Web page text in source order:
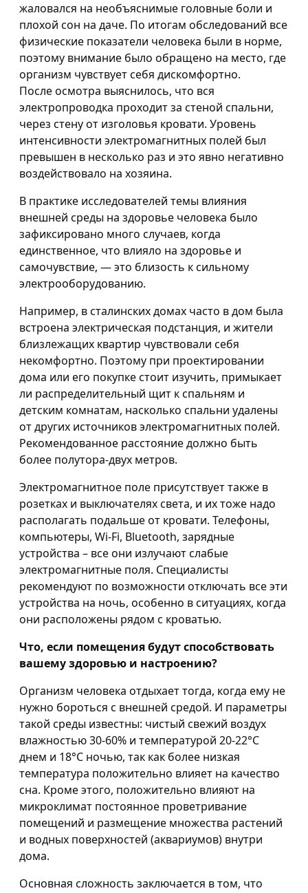
жаловался на необъяснимые головные боли и
плохой сон на даче. По итогам обследований все
физические показатели человека были в норме,
поэтому внимание было обращено на место, где
организм чувствует себя дискомфортно.
После осмотра выяснилось, что вся
электропроводка проходит за стеной спальни,
через стену от изголовья кровати. Уровень
интенсивности электромагнитных полей был
превышен в несколько раз и это явно негативно
воздействовало на хозяина.
В практике исследователей темы влияния
внешней среды на здоровье человека было
зафиксировано много случаев, когда
единственное, что влияло на здоровье и
самочувствие, — это близость к сильному
электрооборудованию.
Например, в сталинских домах часто в дом была
встроена электрическая подстанция, и жители
близлежащих квартир чувствовали себя
некомфортно. Поэтому при проектировании
дома или его покупке стоит изучить, примыкает
ли распределительный щит к спальням и
детским комнатам, насколько спальни удалены
от других источников электромагнитных полей.
Рекомендованное расстояние должно быть
более полутора-двух метров.
Электромагнитное поле присутствует также в
розетках и выключателях света, и их тоже надо
располагать подальше от кровати. Телефоны,
компьютеры, Wi-Fi, Bluetooth, зарядные
устройства – все они излучают слабые
электромагнитные поля. Специалисты
рекомендуют по возможности отключать все эти
устройства на ночь, особенно в ситуациях, когда
они расположены рядом с кроватью.
Что, если помещения будут способствовать
вашему здоровью и настроению?
Организм человека отдыхает тогда, когда ему не
нужно бороться с внешней средой. И параметры
такой среды известны: чистый свежий воздух
влажностью 30-60% и температурой 20-22°С
днем и 18°С ночью, так как более низкая
температура положительно влияет на качество
сна. Кроме этого, положительно влияют на
микроклимат постоянное проветривание
помещений и размещение множества растений
и водных поверхностей (аквариумов) внутри
дома.
Основная сложность заключается в том, что